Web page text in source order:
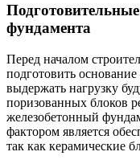
фундамента
Перед началом
подготовить
выдержать нагрузку
поризованных блоков
железобетонный
фактором является
так как керамические